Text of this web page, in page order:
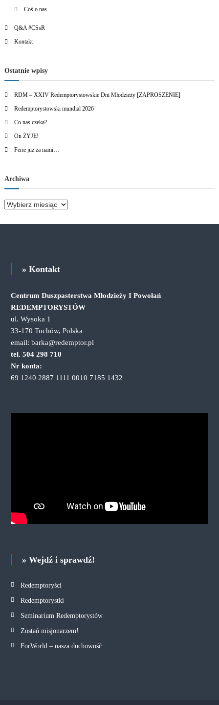
Coś o nas
Q&A #CSsR
Kontakt
Ostatnie wpisy
RDM – XXIV Redemptorystowskie Dni Młodzieży [ZAPROSZENIE]
Redemptorystowski mundial 2026
Co nas czeka?
On ŻYJE!
Ferie już za nami…
Archiwa
A
c
» Kontakt
Centrum Duszpasterstwa Młodzieży I Powołań
REDEMPTORYSTÓW
ul. Wysoka 1
33-170 Tuchów, Polska
email: barka@redemptor.pl
tel. 504 298 710
Nr konta:
69 1240 2887 1111 0010 7185 1432
» Wejdź i sprawdź!
Redemptoryści
Redemptorystki
Seminarium Redemptorystów
Zostań misjonarzem!
ForWorld – nasza duchowość